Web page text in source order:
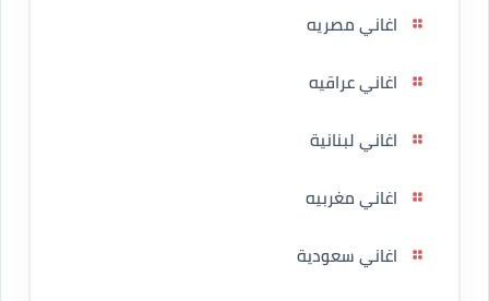
اغاني مصريه
اغاني عراقيه
اغاني لبنانية
اغاني مغربيه
اغاني سعودية